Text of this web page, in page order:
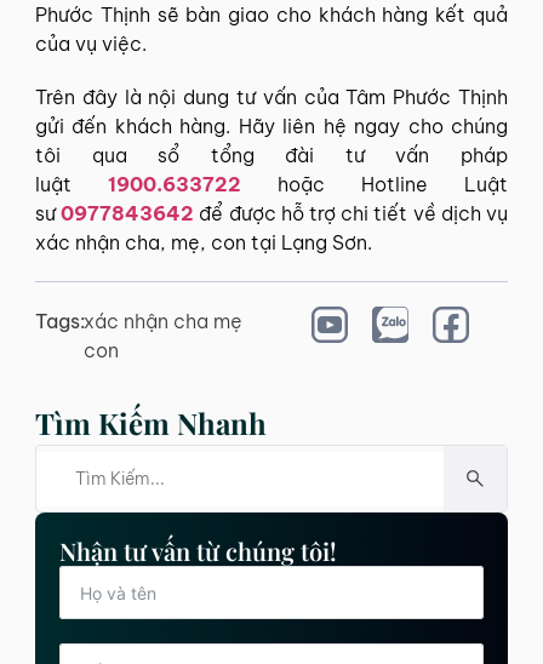
Phước Thịnh sẽ bàn giao cho khách hàng kết quả
của vụ việc.
Trên đây là nội dung tư vấn của Tâm Phước Thịnh
gửi đến khách hàng. Hãy liên hệ ngay cho chúng
tôi qua sổ tổng đài tư vấn pháp
luật 1900.633722
hoặc Hotline Luật
sư0977843642 để được hỗ trợ chi tiết về dịch vụ
xác nhận cha, mẹ, con tại Lạng Sơn.
Tags:xác nhận cha mẹ
con
Tìm Kiếm Nhanh
Nhận tư vấn từ chúng tôi!